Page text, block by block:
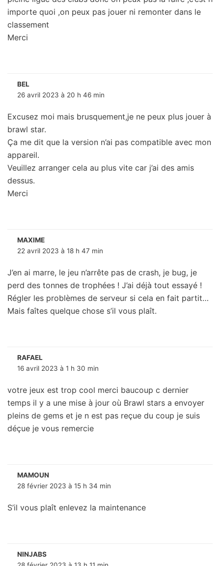
importe quoi ,on peux pas jouer ni remonter dans le
classement
Merci
BEL
26 avril 2023 à 20 h 46 min
Excusez moi mais brusquement,je ne peux plus jouer à
brawl star.
Ça me dit que la version n’ai pas compatible avec mon
appareil.
Veuillez arranger cela au plus vite car j’ai des amis
dessus.
Merci
MAXIME
22 avril 2023 à 18 h 47 min
J’en ai marre, le jeu n’arrête pas de crash, je bug, je
perd des tonnes de trophées ! J’ai déjà tout essayé !
Régler les problèmes de serveur si cela en fait partit…
Mais faîtes quelque chose s’il vous plaît.
RAFAEL
16 avril 2023 à 1 h 30 min
votre jeux est trop cool merci baucoup c dernier
temps il y a une mise à jour où Brawl stars a envoyer
pleins de gems et je n est pas reçue du coup je suis
déçue je vous remercie
MAMOUN
28 février 2023 à 15 h 34 min
S’il vous plaît enlevez la maintenance
NINJABS